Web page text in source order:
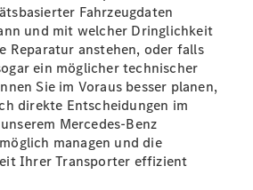
Fahrzeugdaten
und mit welcher Dringlichkeit
Reparatur anstehen, oder falls
ein möglicher technischer
Sie im Voraus besser planen,
direkte Entscheidungen im
Mercedes-Benz
managen und die
Ihrer Transporter effizient